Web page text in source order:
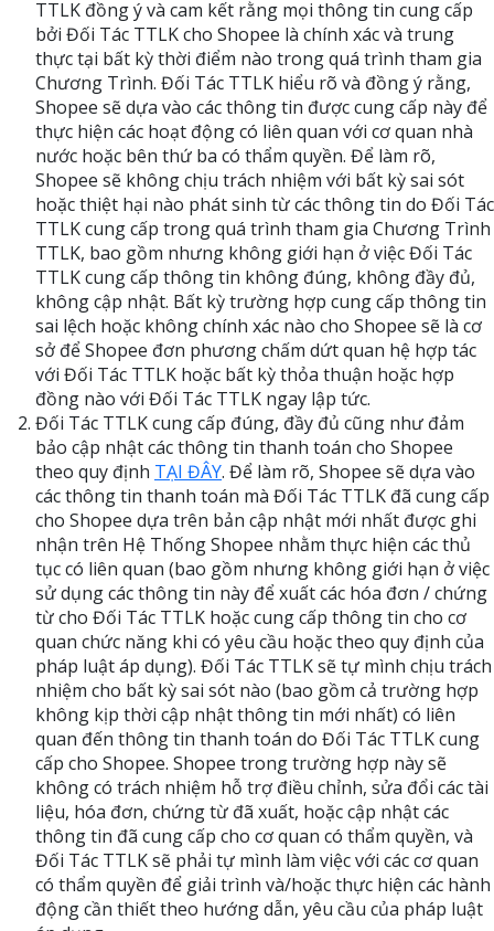
TTLK đồng ý và cam kết rằng mọi thông tin cung cấp
bởi Đối Tác TTLK cho Shopee là chính xác và trung
thực tại bất kỳ thời điểm nào trong quá trình tham gia
Chương Trình. Đối Tác TTLK hiểu rõ và đồng ý rằng,
Shopee sẽ dựa vào các thông tin được cung cấp này để
thực hiện các hoạt động có liên quan với cơ quan nhà
nước hoặc bên thứ ba có thẩm quyền. Để làm rõ,
Shopee sẽ không chịu trách nhiệm với bất kỳ sai sót
hoặc thiệt hại nào phát sinh từ các thông tin do Đối Tác
TTLK cung cấp trong quá trình tham gia Chương Trình
TTLK, bao gồm nhưng không giới hạn ở việc Đối Tác
TTLK cung cấp thông tin không đúng, không đầy đủ,
không cập nhật. Bất kỳ trường hợp cung cấp thông tin
sai lệch hoặc không chính xác nào cho Shopee sẽ là cơ
sở để Shopee đơn phương chấm dứt quan hệ hợp tác
với Đối Tác TTLK hoặc bất kỳ thỏa thuận hoặc hợp
đồng nào với Đối Tác TTLK ngay lập tức.
Đối Tác TTLK cung cấp đúng, đầy đủ cũng như đảm
bảo cập nhật các thông tin thanh toán cho Shopee
theo quy định TẠI ĐÂY. Để làm rõ, Shopee sẽ dựa vào
các thông tin thanh toán mà Đối Tác TTLK đã cung cấp
cho Shopee dựa trên bản cập nhật mới nhất được ghi
nhận trên Hệ Thống Shopee nhằm thực hiện các thủ
tục có liên quan (bao gồm nhưng không giới hạn ở việc
sử dụng các thông tin này để xuất các hóa đơn / chứng
từ cho Đối Tác TTLK hoặc cung cấp thông tin cho cơ
quan chức năng khi có yêu cầu hoặc theo quy định của
pháp luật áp dụng). Đối Tác TTLK sẽ tự mình chịu trách
nhiệm cho bất kỳ sai sót nào (bao gồm cả trường hợp
không kịp thời cập nhật thông tin mới nhất) có liên
quan đến thông tin thanh toán do Đối Tác TTLK cung
cấp cho Shopee. Shopee trong trường hợp này sẽ
không có trách nhiệm hỗ trợ điều chỉnh, sửa đổi các tài
liệu, hóa đơn, chứng từ đã xuất, hoặc cập nhật các
thông tin đã cung cấp cho cơ quan có thẩm quyền, và
Đối Tác TTLK sẽ phải tự mình làm việc với các cơ quan
có thẩm quyền để giải trình và/hoặc thực hiện các hành
động cần thiết theo hướng dẫn, yêu cầu của pháp luật